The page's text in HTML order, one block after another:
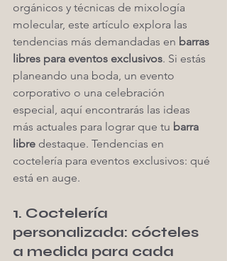
orgánicos y técnicas de mixología
molecular, este artículo explora las
tendencias más demandadas en barras
libres para eventos exclusivos. Si estás
planeando una boda, un evento
corporativo o una celebración
especial, aquí encontrarás las ideas
más actuales para lograr que tu barra
libre destaque. Tendencias en
coctelería para eventos exclusivos: qué
está en auge.
1. Coctelería
personalizada: cócteles
a medida para cada